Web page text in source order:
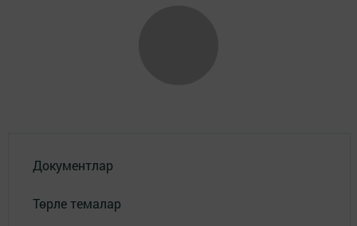
Документлар
Төрле темалар